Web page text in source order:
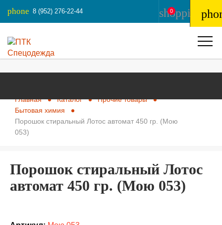
phone 8 (952) 276-22-44 0
Главная Каталог
Прочие товары
Бытовая химия
Порошок стиральный Лотос автомат 450 гр. (Мою
053)
Порошок стиральный Лотос
автомат 450 гр. (Мою 053)